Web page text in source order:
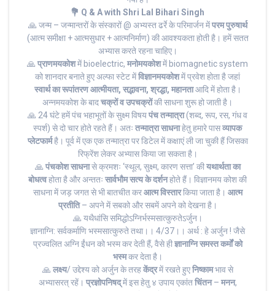
💐 Q & A with Shri Lal Bihari Singh
🙏 जन्म – जन्मान्तरों के संस्कारों @ अभ्यस्त ढर्रे के परिमार्जन मेंपरम पुरुषार्थ
(आत्म समीक्षा + आत्मसुधार + आत्मनिर्माण) की आवश्यकता होती है। हमें सतत
अभ्यास करते रहना चाहिए।
🙏 प्राणमयकोशमें bioelectric, मनोमयकोशमें biomagnetic system
को शानदार बनाते हुए अल्फा स्टेट मेंविज्ञानमयकोशमें प्रवेश होता है जहां
स्वार्थ का रूपांतरण आत्मीयता, सद्भावना, श्रद्धा, महानताआदि में होता है।
अन्नमयकोश के बादचक्रों व उपचक्रोंकी साधना शुरू हो जाती है।
🙏 24 घंटे हमें पंच भहाभूतों के सुक्ष्म विषयपंच तन्मात्रा(शब्द, रूप, रस, गंध व
स्पर्श) से दो चार होते रहते हैं। अतः तन्मात्रा साधनाहेतु हमारे पासव्यापक
प्लेटफार्महै। पूर्व में एक एक तन्मात्रा पर डिटेल में कक्षाएं ली जा चुकी हैं जिसका
रिफ्रेंश लेकर अभ्यास किया जा सकता है।
🙏 पंचकोश साधनासे क्रमशः ‘स्थूल, सुक्ष्म, कारण सत्ता’ कीयथार्थता का
बोधत्वहोता है और अन्ततः सार्वभौम सत्य के दर्शनहोते हैं। विज्ञानमय कोश की
साधना में जड़ जगत से भी बातचीत करआत्म विस्तारकिया जाता है। आत्म
प्रतीति– अपने में सबको और सबमें अपने को देखना है।
🙏 यथैधांसि समिद्धोऽग्निर्भस्मसात्कुरुतेऽर्जुन।
ज्ञानाग्नि: सर्वकर्माणि भस्मसात्कुरुते तथा।। 4/37।। अर्थ : हे अर्जुन ! जैसे
प्रज्वलित अग्नि ईंधन को भस्म कर देती हैं, वैसे हीज्ञानाग्नि समस्त कर्मों को
भस्मकर देता है।
🙏 लक्ष्य/ उद्देश्य को अर्जुन के तरहकेंद्रमें रखते हुएनिष्कामभाव से
अभ्यासरत् रहें। प्रज्ञोपनिषद्में इस हेतु ४ उपाय एकांतचिंतन– मनन,